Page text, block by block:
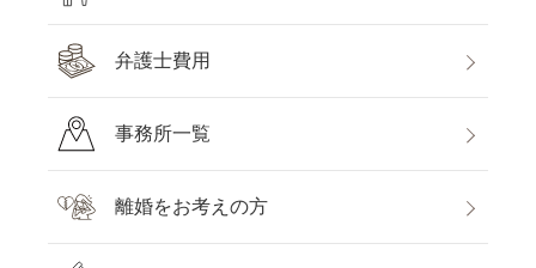
弁護士費用
事務所一覧
離婚をお考えの方